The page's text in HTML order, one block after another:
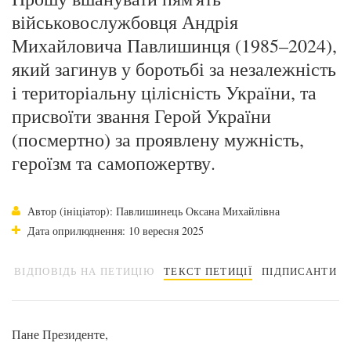
військовослужбовця Андрія
Михайловича Павлишинця (1985–2024),
який загинув у боротьбі за незалежність
і територіальну цілісність України, та
присвоїти звання Герой України
(посмертно) за проявлену мужність,
героїзм та самопожертву.
Автор (ініціатор): Павлишинець Оксана Михайлівна
Дата оприлюднення: 10 вересня 2025
ВІДПОВІДЬ НА ПЕТИЦІЮ ТЕКСТ ПЕТИЦІЇ ПІДПИСАНТИ
Пане Президенте,